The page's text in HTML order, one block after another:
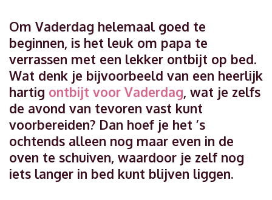
Om Vaderdag helemaal goed te
beginnen, is het leuk om papa te
verrassen met een lekker ontbijt op bed.
Wat denk je bijvoorbeeld van een heerlijk
hartig ontbijt voor Vaderdag, wat je zelfs
de avond van tevoren vast kunt
voorbereiden? Dan hoef je het ’s
ochtends alleen nog maar even in de
oven te schuiven, waardoor je zelf nog
iets langer in bed kunt blijven liggen.